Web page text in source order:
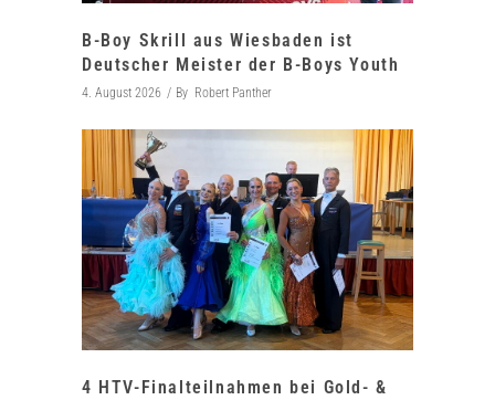
B-Boy Skrill aus Wiesbaden ist
Deutscher Meister der B-Boys Youth
4. August 2026 By Robert Panther
4 HTV-Finalteilnahmen bei Gold- &